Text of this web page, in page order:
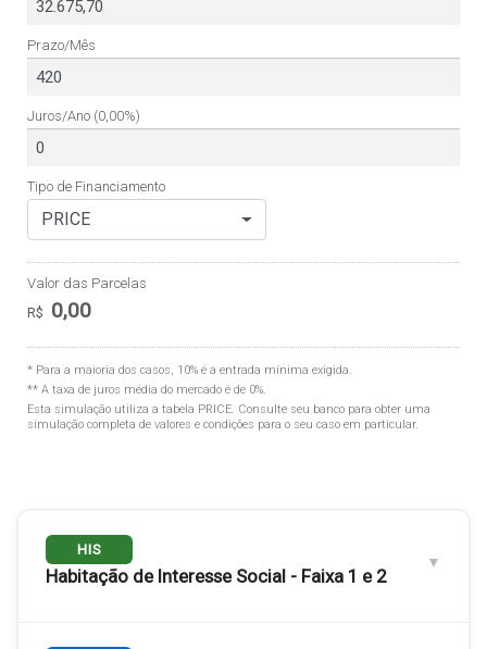
Prazo/Mês
Juros/Ano (0,00%)
Tipo de Financiamento
PRICE
Valor das Parcelas
R$ 0,00
* Para a maioria dos casos, 10% é a entrada mínima exigida.
** A taxa de juros média do mercado é de 0%.
Esta simulação utiliza a tabela PRICE. Consulte seu banco para obter uma
simulação completa de valores e condições para o seu caso em particular.
HIS
Habitação de Interesse Social - Faixa 1 e 2